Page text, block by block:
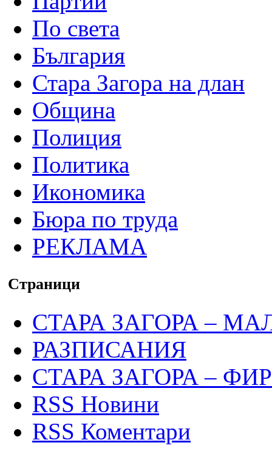
По света
България
Стара Загора на длан
Община
Полиция
Политика
Икономика
Бюра по труда
РЕКЛАМА
Страници
СТАРА ЗАГОРА –
РАЗПИСАНИЯ
СТАРА ЗАГОРА –
RSS Новини
RSS Коментари